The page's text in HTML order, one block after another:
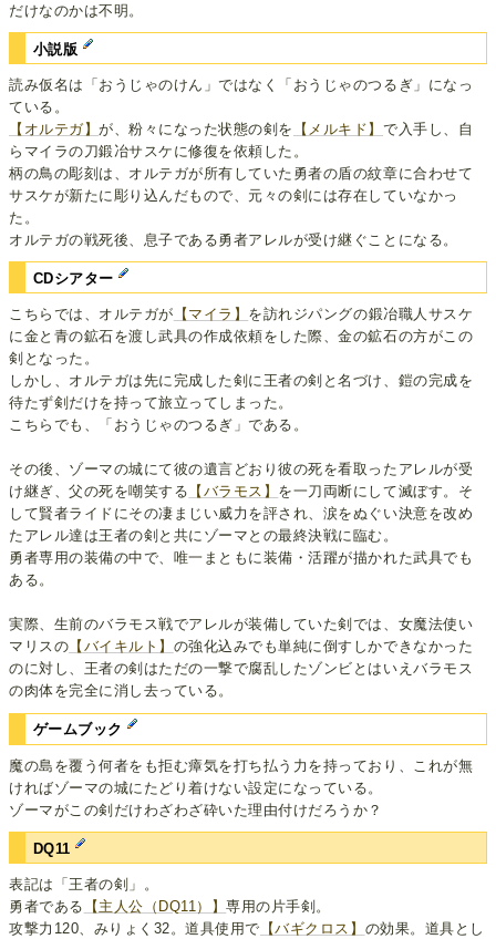
だけなのかは不明。
小説版
読み仮名は「おうじゃのけん」ではなく「おうじゃのつるぎ」になっ
ている。
【オルテガ】が、粉々になった状態の剣を 【メルキド】で入手し、自
らマイラの刀鍛冶サスケに修復を依頼した。
柄の鳥の彫刻は、オルテガが所有していた勇者の盾の紋章に合わせて
サスケが新たに彫り込んだもので、元々の剣には存在していなかっ
た。
オルテガの戦死後、息子である勇者アレルが受け継ぐことになる。
CDシアター
こちらでは、オルテガが 【マイラ】 を訪れジパングの鍛冶職人サスケ
に金と青の鉱石を渡し武具の作成依頼をした際、金の鉱石の方がこの
剣となった。
しかし、オルテガは先に完成した剣に王者の剣と名づけ、鎧の完成を
待たず剣だけを持って旅立ってしまった。
こちらでも、「おうじゃのつるぎ」である。
その後、ゾーマの城にて彼の遺言どおり彼の死を看取ったアレルが受
け継ぎ、父の死を嘲笑する 【バラモス】 を一刀両断にして滅ぼす。そ
して賢者ライドにその凄まじい威力を評され、涙をぬぐい決意を改め
たアレル達は王者の剣と共にゾーマとの最終決戦に臨む。
勇者専用の装備の中で、唯一まともに装備・活躍が描かれた武具でも
ある。
実際、生前のバラモス戦でアレルが装備していた剣では、女魔法使い
マリスの 【バイキルト】 の強化込みでも単純に倒すしかできなかった
のに対し、王者の剣はただの一撃で腐乱したゾンビとはいえバラモス
の肉体を完全に消し去っている。
ゲームブック
魔の島を覆う何者をも拒む瘴気を打ち払う力を持っており、これが無
ければゾーマの城にたどり着けない設定になっている。
ゾーマがこの剣だけわざわざ砕いた理由付けだろうか？
DQ11
表記は「王者の剣」。
勇者である
【主人公（DQ11）】専用の片手剣。
攻撃力120、みりょく32。道具使用で 【バギクロス】 の効果。道具とし